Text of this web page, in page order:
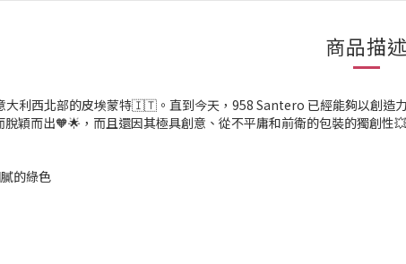
商品描述
利西北部的皮埃蒙特🇮🇹。直到今天，958 Santero 已經能夠以創造
穎而出🧡🌟，而且還因其極具創意、從不平庸和前衛的包裝的獨創性
的綠色